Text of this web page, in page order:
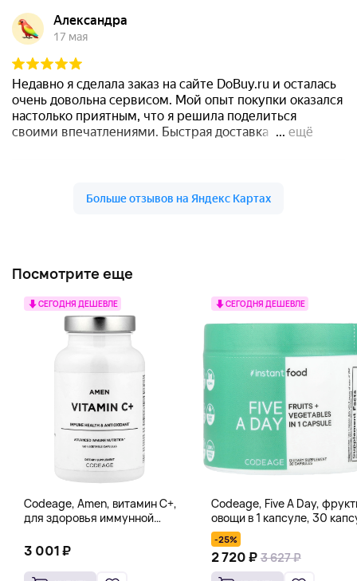
Посмотрите еще
СЕГОДНЯ ДЕШЕВЛЕ
Codeage, Amen, витамин C+,
для здоровья иммунной
вегетарианских капсул
3 001 ₽
СЕГОДНЯ ДЕШЕВЛЕ
Codeage, Five A Day,
овощи в 1 капсуле, 30
-25%
2 720 ₽ 3 627 ₽